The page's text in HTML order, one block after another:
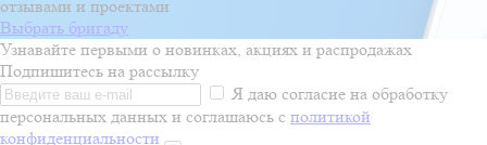
отзывами и проектами
Выбрать бригаду
Узнавайте первыми о новинках, акциях и распродажах
Подпишитесь на рассылку
Я даю согласие на обработку
персональных данных и соглашаюсь с политикой
конфиденциальности